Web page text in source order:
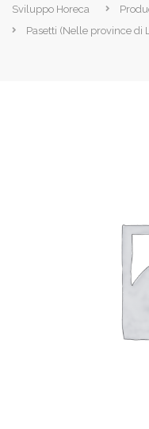
Sviluppo Horeca
Pasetti (Nelle province di